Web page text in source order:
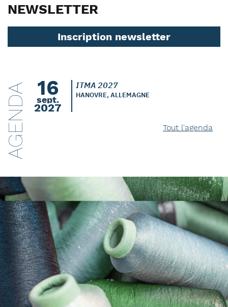
NEWSLETTER
Inscription newsletter
AGENDA 16
sept.
2027
ITMA 2027
HANOVRE, ALLEMAGNE
Tout l'agenda